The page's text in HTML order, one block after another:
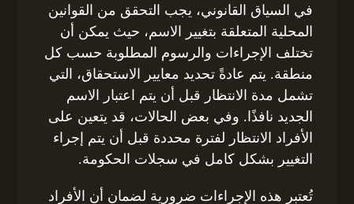
في السياق القانوني، يجب التحقق من القوانين
المحلية المتعلقة بتغيير الاسم، حيث يمكن أن
تختلف الإجراءات والرسوم المطلوبة حسب كل
منطقة. يتم عادةً تحديد معايير الاستحقاق، التي
تشمل مدة الانتظار قبل أن يتم اعتبار الاسم
الجديد نافذًا. وفي بعض الحالات، قد يتعين على
الأفراد الانتظار لفترة محددة قبل أن يتم إجراء
التغيير بشكل كامل في سجلات الحكومة.
تُعتبر هذه الإجراءات ضرورية لضمان أن الأفراد